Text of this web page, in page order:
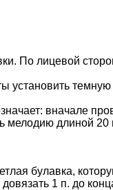
По лицевой
установить темную
вначале
мелодию длиной 20
булавка,
1 п. до